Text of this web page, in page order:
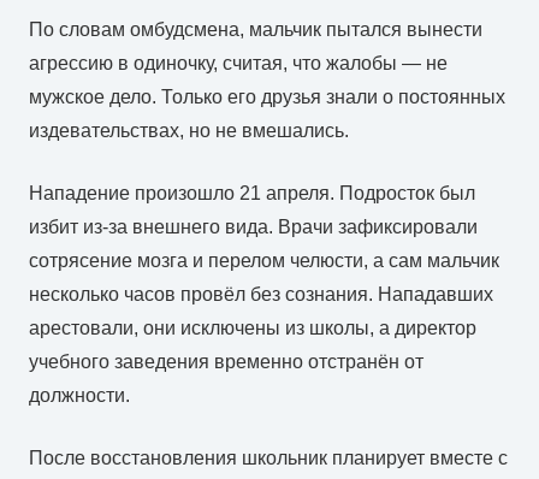
По словам омбудсмена, мальчик пытался вынести
агрессию в одиночку, считая, что жалобы — не
мужское дело. Только его друзья знали о постоянных
издевательствах, но не вмешались.
Нападение произошло 21 апреля. Подросток был
избит из-за внешнего вида. Врачи зафиксировали
сотрясение мозга и перелом челюсти, а сам мальчик
несколько часов провёл без сознания. Нападавших
арестовали, они исключены из школы, а директор
учебного заведения временно отстранён от
должности.
После восстановления школьник планирует вместе с